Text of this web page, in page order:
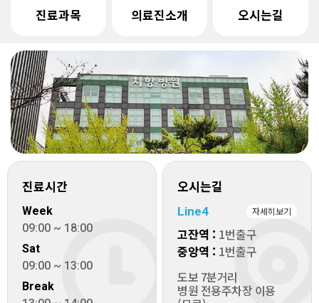
진료과목 의료진소개 오시는길
진료시간
Week
09:00 ~ 18:00
Sat
09:00 ~ 13:00
Break
오시는길
Line4 자세히보기
고잔역 : 1번출구
중앙역 : 1번출구
도보 7분거리
병원 전용주차장 이용